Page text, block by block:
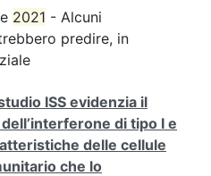
2021 - Alcuni
predire, in
ISS evidenzia il
di tipo I e
delle cellule
che lo